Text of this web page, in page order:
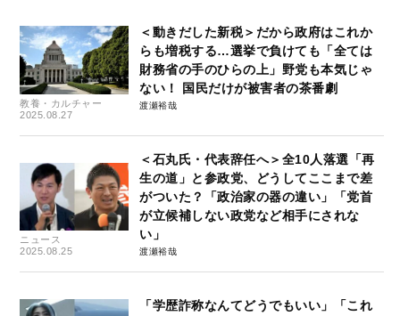
教養・カルチャー
2025.08.27
＜動きだした新税＞だから政府はこれか
らも増税する…選挙で負けても「全ては
財務省の手のひらの上」野党も本気じゃ
ない！ 国民だけが被害者の茶番劇
渡瀬裕哉
ニュース
2025.08.25
＜石丸氏・代表辞任へ＞全10人落選「再
生の道」と参政党、どうしてここまで差
がついた？「政治家の器の違い」「党首
が立候補しない政党など相手にされな
い」
渡瀬裕哉
「学歴詐称なんてどうでもいい」「これ